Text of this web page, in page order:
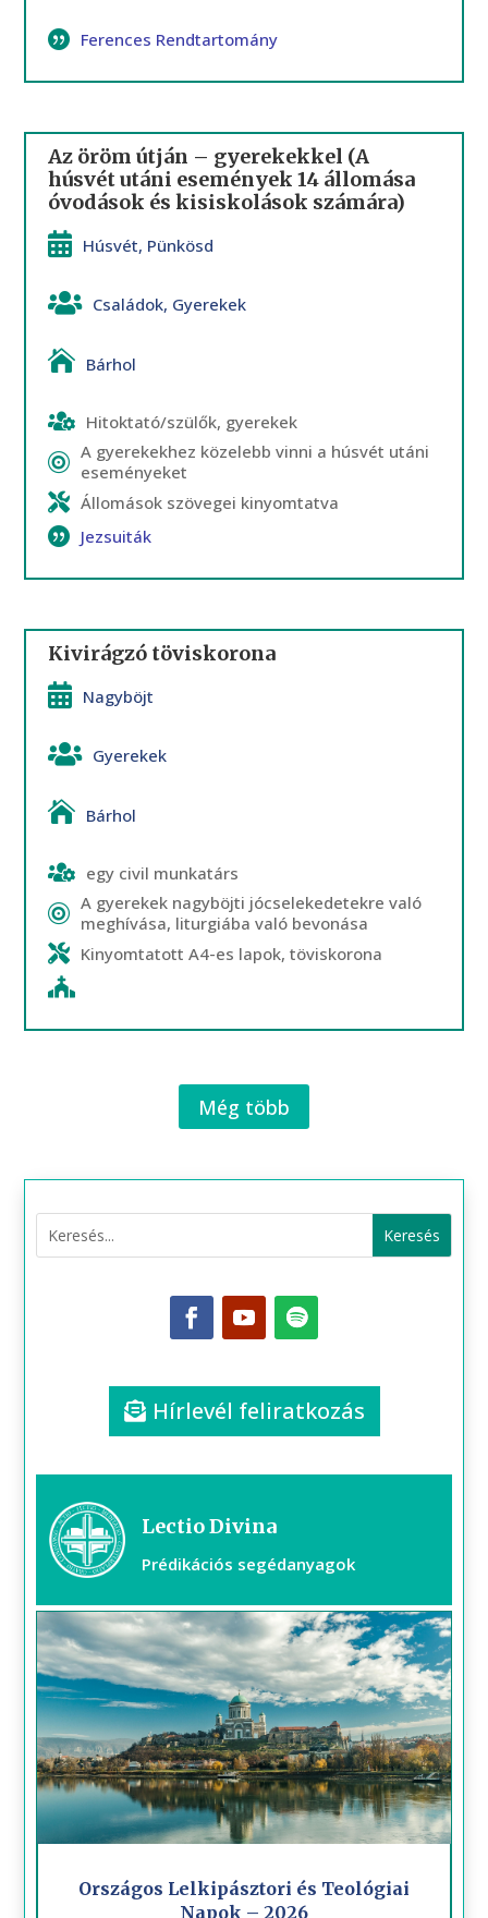
Ferences Rendtartomány
Az öröm útján – gyerekekkel (A
húsvét utáni események 14 állomása
óvodások és kisiskolások számára)
Húsvét, Pünkösd
Családok, Gyerekek
Bárhol
Hitoktató/szülők, gyerekek
A gyerekekhez közelebb vinni a húsvét utáni
eseményeket
Állomások szövegei kinyomtatva
Jezsuiták
Kivirágzó töviskorona
Nagyböjt
Gyerekek
Bárhol
egy civil munkatárs
A gyerekek nagyböjti jócselekedetekre való
meghívása, liturgiába való bevonása
Kinyomtatott A4-es lapok, töviskorona
Még több
Hírlevél feliratkozás
Lectio Divina
Prédikációs segédanyagok
Országos Lelkipásztori és Teológiai
Napok – 2026